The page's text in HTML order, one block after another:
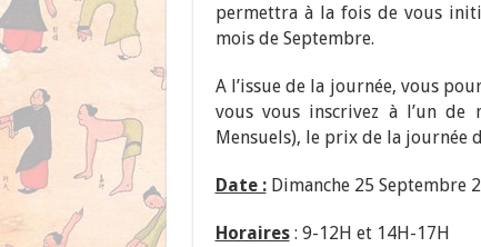
permettra à la fois de vous
mois de Septembre.
A l’issue de la journée, vous
vous vous inscrivez à l’un
Mensuels), le prix de la
Date :Dimanche 25 Septembre
Horaires: 9-12H et 14H-17H